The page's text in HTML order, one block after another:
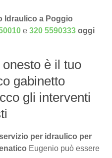
Idraulico a Poggio
e320 5590333 oggi
onesto è il tuo
gabinetto
gli interventi
per idraulico per
Eugenio può essere